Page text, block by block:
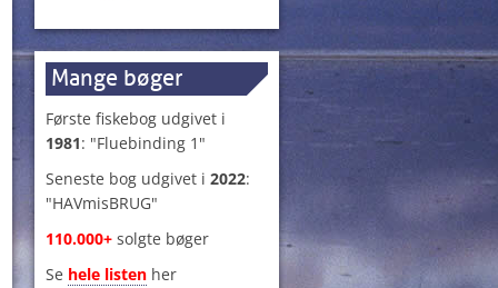
Mange bøger
Første fiskebog udgivet i
1981: "Fluebinding 1"
Seneste bog udgivet i 2022:
"HAVmisBRUG"
110.000+ solgte bøger
Se hele listen her